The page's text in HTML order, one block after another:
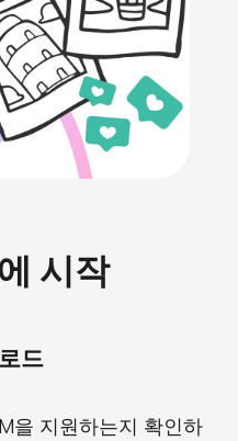
시작
드
을 지원하는지 확인하